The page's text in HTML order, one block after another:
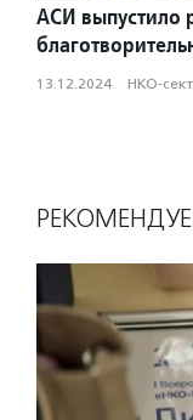
АСИ выпустило
13.12.2024 · НКО-